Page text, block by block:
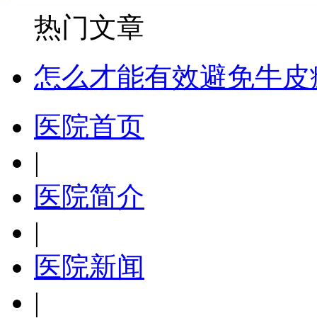
热门文章
怎么才能有效避免牛皮
医院首页
|
医院简介
|
医院新闻
|